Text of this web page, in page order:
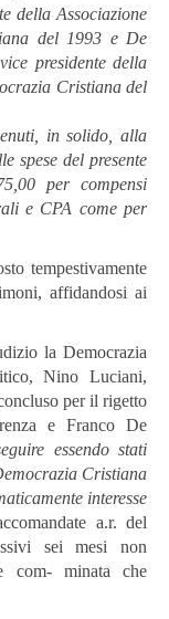
della Associazione
del 1993 e De
vice presidente della
Cristiana del
in solido,
alla
spese del presente
per compensi
e CPA come per
tempestivamente
affidandosi ai
la Democrazia
Nino Luciani,
per il rigetto
e Franco De
essendo stati
Cristiana
interesse
a.r. del
sei mesi non
com- minata che